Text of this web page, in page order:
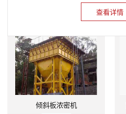
查看详情
倾斜板浓密机